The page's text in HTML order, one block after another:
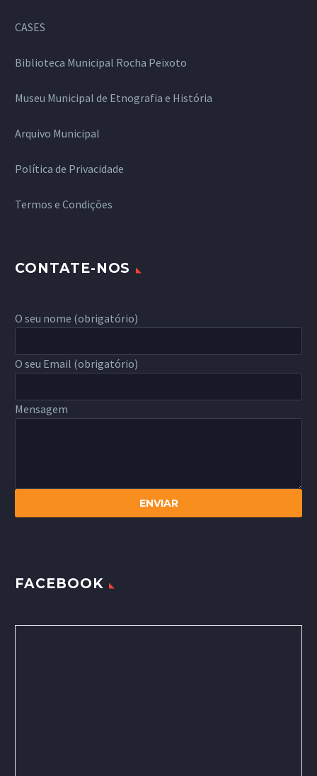
CASES
Biblioteca Municipal Rocha Peixoto
Museu Municipal de Etnografia e História
Arquivo Municipal
Política de Privacidade
Termos e Condições
CONTATE-NOS
O seu nome (obrigatório)
O seu Email (obrigatório)
Mensagem
FACEBOOK